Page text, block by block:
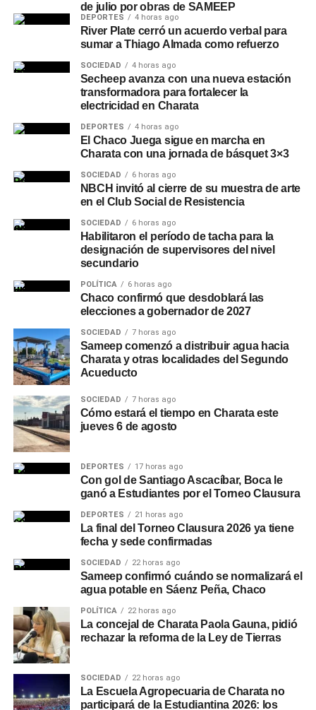
de julio por obras de SAMEEP
DEPORTES 4 horas ago
River Plate cerró un acuerdo verbal para
sumar a Thiago Almada como refuerzo
SOCIEDAD 4 horas ago
Secheep avanza con una nueva estación
transformadora para fortalecer la
electricidad en Charata
DEPORTES 4 horas ago
El Chaco Juega sigue en marcha en
Charata con una jornada de básquet 3×3
SOCIEDAD 6 horas ago
NBCH invitó al cierre de su muestra de arte
en el Club Social de Resistencia
SOCIEDAD 6 horas ago
Habilitaron el período de tacha para la
designación de supervisores del nivel
secundario
POLÍTICA 6 horas ago
Chaco confirmó que desdoblará las
elecciones a gobernador de 2027
SOCIEDAD 7 horas ago
Sameep comenzó a distribuir agua hacia
Charata y otras localidades del Segundo
Acueducto
SOCIEDAD 7 horas ago
Cómo estará el tiempo en Charata este
jueves 6 de agosto
DEPORTES 17 horas ago
Con gol de Santiago Ascacíbar, Boca le
ganó a Estudiantes por el Torneo Clausura
DEPORTES 21 horas ago
La final del Torneo Clausura 2026 ya tiene
fecha y sede confirmadas
SOCIEDAD 22 horas ago
Sameep confirmó cuándo se normalizará el
agua potable en Sáenz Peña, Chaco
POLÍTICA 22 horas ago
La concejal de Charata Paola Gauna, pidió
rechazar la reforma de la Ley de Tierras
SOCIEDAD 22 horas ago
La Escuela Agropecuaria de Charata no
participará de la Estudiantina 2026: los